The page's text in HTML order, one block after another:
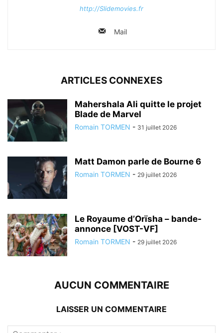
http://Slidemovies.fr
Mail
ARTICLES CONNEXES
Mahershala Ali quitte le projet
Blade de Marvel
Romain TORMEN - 31 juillet 2026
Matt Damon parle de Bourne 6
Romain TORMEN - 29 juillet 2026
Le Royaume d’Orïsha – bande-
annonce [VOST-VF]
Romain TORMEN - 29 juillet 2026
AUCUN COMMENTAIRE
LAISSER UN COMMENTAIRE